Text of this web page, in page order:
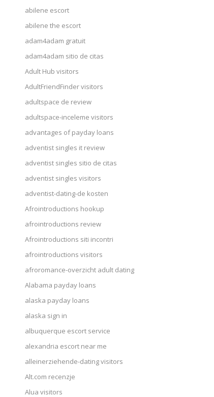
abilene escort
abilene the escort
adam4adam gratuit
adam4adam sitio de citas
Adult Hub visitors
AdultFriendFinder visitors
adultspace de review
adultspace-inceleme visitors
advantages of payday loans
adventist singles it review
adventist singles sitio de citas
adventist singles visitors
adventist-dating-de kosten
Afrointroductions hookup
afrointroductions review
Afrointroductions siti incontri
afrointroductions visitors
afroromance-overzicht adult dating
Alabama payday loans
alaska payday loans
alaska sign in
albuquerque escort service
alexandria escort near me
alleinerziehende-dating visitors
Alt.com recenzje
Alua visitors